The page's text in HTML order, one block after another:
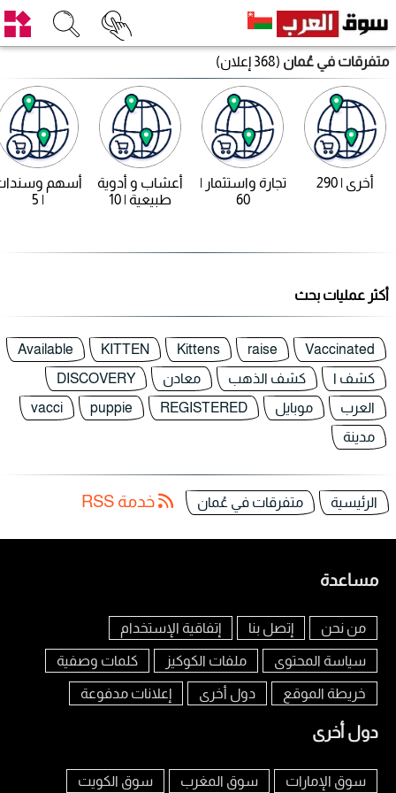
متفرقات في عُمان (368 إعلان)
أخرى | 290
تجارة واستثمار |
60
أعشاب و أدوية
طبيعية | 10
أسهم
| 5
أكثر عمليات بحث
Vaccinated
raise
Kittens
KITTEN
Available
كشف ا
كشف الذهب معادن
DISCOVERY
العرب
موبايل REGISTERED
puppie
vacci
مدينة
الرئيسية متفرقات في عُمان خدمة RSS
مساعدة
من نحن إتصل بنا إتفاقية الإستخدام
سياسة المحتوى ملفات الكوكيز كلمات وصفية
خريطة الموقع دول أخرى إعلانات مدفوعة
دول أخرى
سوق الإمارات سوق المغرب سوق الكويت